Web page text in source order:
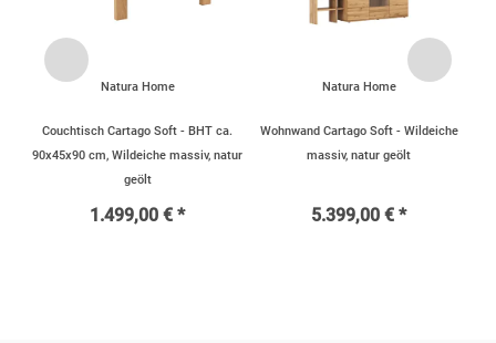
Natura Home
Couchtisch Cartago Soft - BHT ca.
90x45x90 cm, Wildeiche massiv, natur
geölt
1.499,00 € *
Natura Home
Wohnwand Cartago Soft - Wildeiche
massiv, natur geölt
5.399,00 € *